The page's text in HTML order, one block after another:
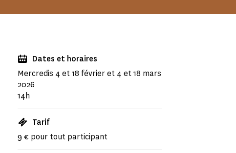
Dates et horaires
Mercredis 4 et 18 février et 4 et 18 mars
2026
14h
Tarif
9 € pour tout participant